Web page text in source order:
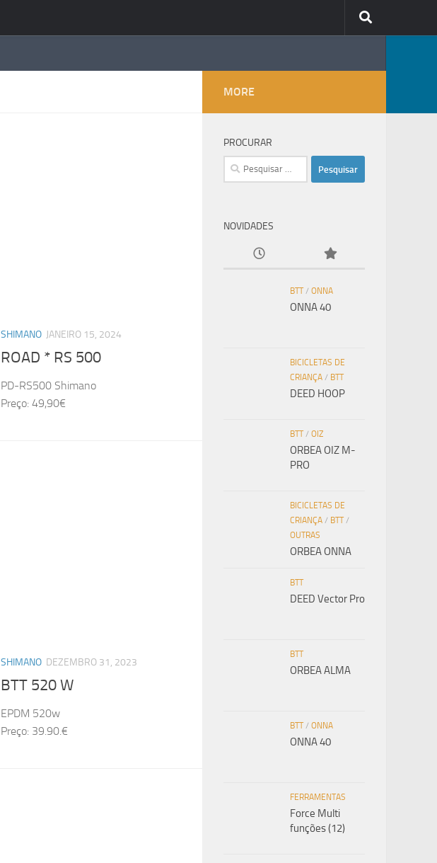
SHIMANO JANEIRO 15, 2024
ROAD * RS 500
PD-RS500 Shimano
Preço: 49,90€
SHIMANO DEZEMBRO 31, 2023
BTT 520 W
EPDM 520w
Preço: 39.90.€
MORE
PROCURAR
Pesquisar
por:
NOVIDADES
BTT/ ONNA
ONNA 40
BICICLETAS DE
CRIANÇA / BTT
DEED HOOP
BTT/ OIZ
ORBEA OIZ M-
PRO
BICICLETAS DE
CRIANÇA / BTT/
OUTRAS
ORBEA ONNA
BTT
DEED Vector Pro
BTT
ORBEA ALMA
BTT/ ONNA
ONNA 40
FERRAMENTAS
Force Multi
funções (12)